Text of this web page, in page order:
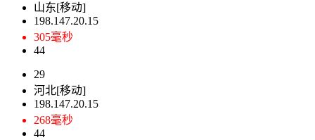
山东[移动]
198.147.20.15
305毫秒
44
29
河北[移动]
198.147.20.15
268毫秒
44